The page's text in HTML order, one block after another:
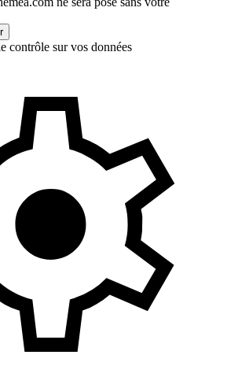
contrôle sur vos données